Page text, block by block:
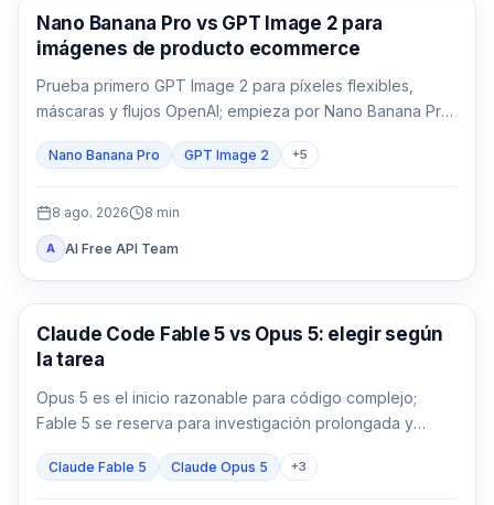
Generación de imágenes con IA
Nano Banana Pro vs GPT Image 2 para
imágenes de producto ecommerce
Prueba primero GPT Image 2 para píxeles flexibles,
máscaras y flujos OpenAI; empieza por Nano Banana Pro
ambos cuando el envase, el texto localizado o el héroe
Nano Banana Pro GPT Image 2 +5
8 ago. 2026 8 min
A AI Free API Team
Claude Code
Claude Code Fable 5 vs Opus 5: elegir según
la tarea
Opus 5 es el inicio razonable para código complejo;
Fable 5 se reserva para investigación prolongada y
Claude Fable 5 Claude Opus 5 +3